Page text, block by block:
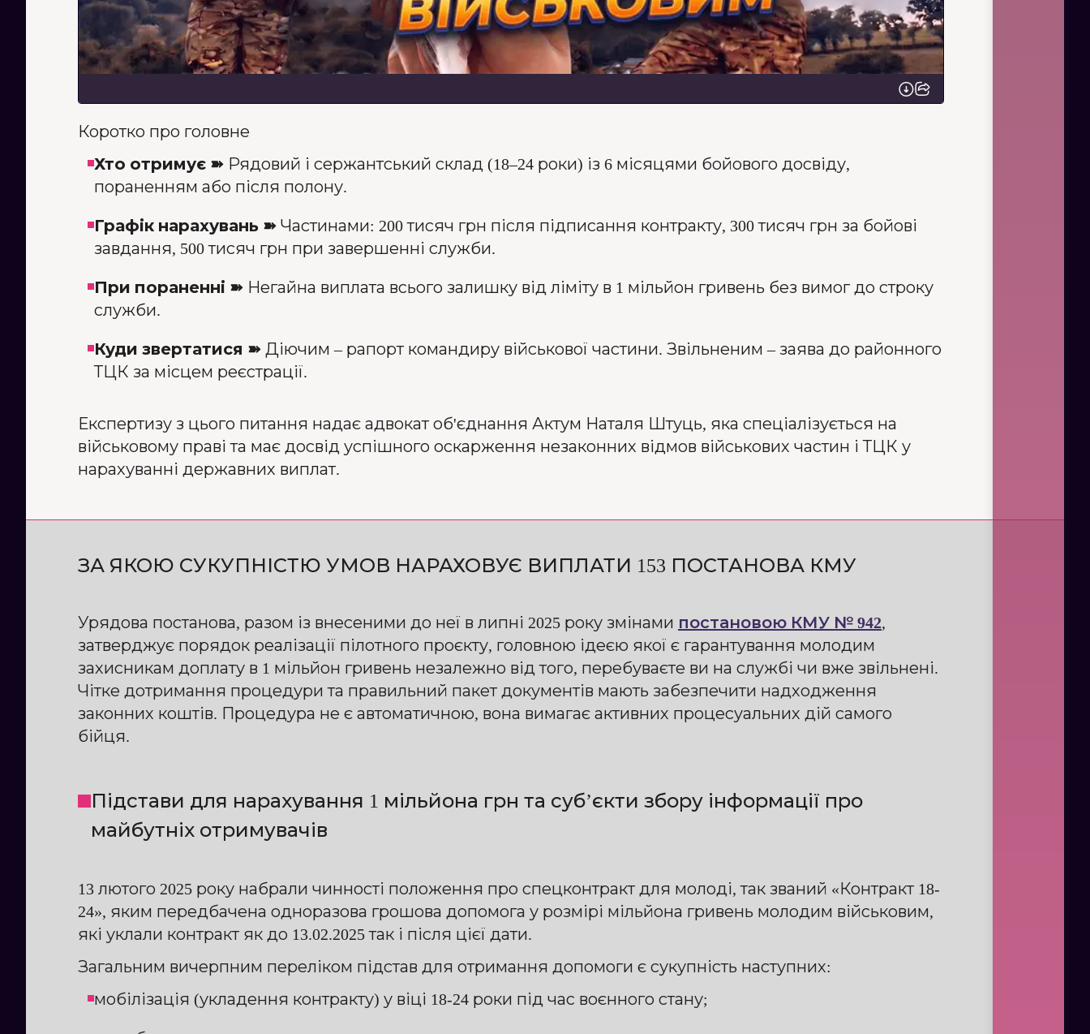
Коротко про головне
Хто отримує ➽ Рядовий і сержантський склад (18–24 роки) із 6 місяцями бойового досвіду,
пораненням або після полону.
Графік нарахувань ➽ Частинами: 200 тисяч грн після підписання контракту, 300 тисяч грн за бойові
завдання, 500 тисяч грн при завершенні служби.
При пораненні ➽ Негайна виплата всього залишку від ліміту в 1 мільйон гривень без вимог до строку
служби.
Куди звертатися ➽ Діючим – рапорт командиру військової частини. Звільненим – заява до районного
ТЦК за місцем реєстрації.
Експертизу з цього питання надає адвокат об'єднання Актум Наталя Штуць, яка спеціалізується на
військовому праві та має досвід успішного оскарження незаконних відмов військових частин і ТЦК у
нарахуванні державних виплат.
ЗА ЯКОЮ СУКУПНІСТЮ УМОВ НАРАХОВУЄ ВИПЛАТИ 153 ПОСТАНОВА КМУ
Урядова постанова, разом із внесеними до неї в липні 2025 року змінами постановою КМУ № 942,
затверджує порядок реалізації пілотного проєкту, головною ідеєю якої є гарантування молодим
захисникам доплату в 1 мільйон гривень незалежно від того, перебуваєте ви на службі чи вже звільнені.
Чітке дотримання процедури та правильний пакет документів мають забезпечити надходження
законних коштів. Процедура не є автоматичною, вона вимагає активних процесуальних дій самого
бійця.
Підстави для нарахування 1 мільйона грн та суб’єкти збору інформації про
майбутніх отримувачів
13 лютого 2025 року набрали чинності положення про спецконтракт для молоді, так званий «Контракт 18-
24», яким передбачена одноразова грошова допомога у розмірі мільйона гривень молодим військовим,
які уклали контракт як до 13.02.2025 так і після цієї дати.
Загальним вичерпним переліком підстав для отримання допомоги є сукупність наступних:
мобілізація (укладення контракту) у віці 18-24 роки під час воєнного стану;